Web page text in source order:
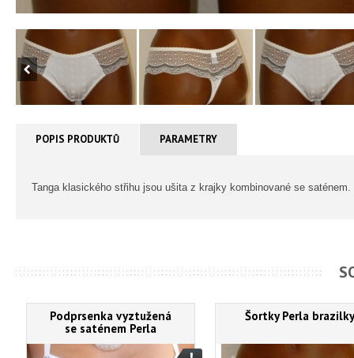
POPIS PRODUKTŮ PARAMETRY
Tanga klasického střihu jsou ušita z krajky kombinované se
Podprsenka vyztužená
se saténem Perla
Šortky Perla brazilky